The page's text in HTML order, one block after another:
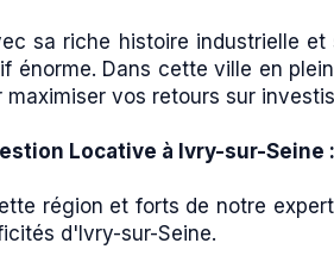
sa riche histoire industrielle
énorme. Dans cette ville en
maximiser vos retours sur
Locative à Ivry-sur-Seine :
région et forts de notre
d'Ivry-sur-Seine.